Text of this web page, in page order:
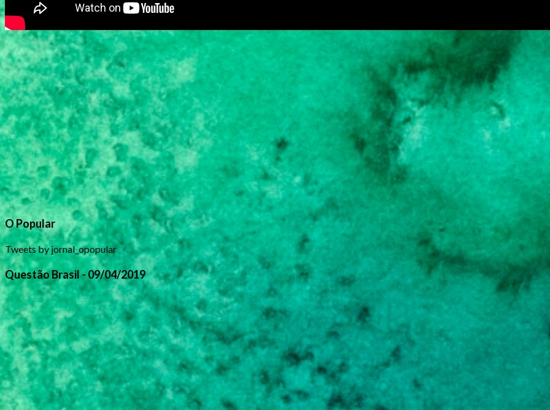
O Popular
Tweets by jornal_opopular
Questão Brasil - 09/04/2019